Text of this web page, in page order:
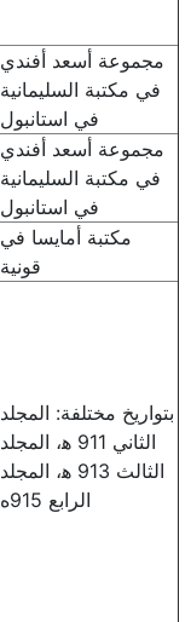
مجموعة أسعد أفندي
في مكتبة السليمانية
في استانبول
مجموعة أسعد أفندي
في مكتبة السليمانية
في استانبول
مكتبة أمايسا في
قونية
بتواريخ مختلفة: المجلد
الثاني 911 ه‍، المجلد
الثالث 913 ه‍، المجلد
الرابع 915ه